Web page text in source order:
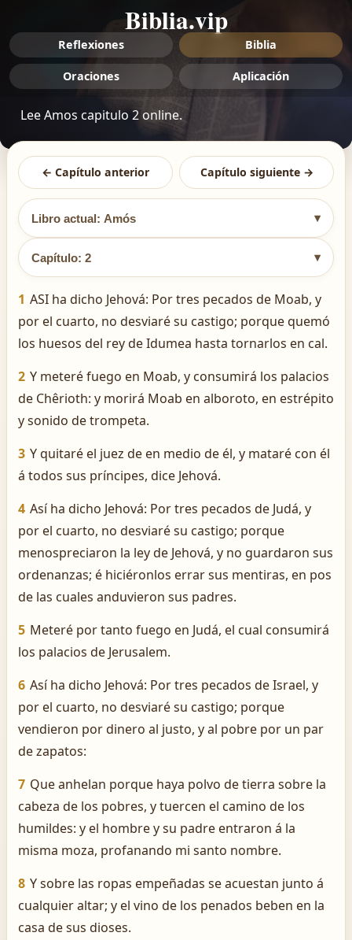
Biblia.vip
Reflexiones Biblia
Oraciones Aplicación
Lee Amos capitulo 2 online.
← Capítulo anterior Capítulo siguiente →
Libro actual: Amós ▾
Capítulo: 2 ▾
1 ASI ha dicho Jehová: Por tres pecados de Moab, y
por el cuarto, no desviaré su castigo; porque quemó
los huesos del rey de Idumea hasta tornarlos en cal.
2 Y meteré fuego en Moab, y consumirá los palacios
de Chêrioth: y morirá Moab en alboroto, en estrépito
y sonido de trompeta.
3 Y quitaré el juez de en medio de él, y mataré con él
á todos sus príncipes, dice Jehová.
4 Así ha dicho Jehová: Por tres pecados de Judá, y
por el cuarto, no desviaré su castigo; porque
menospreciaron la ley de Jehová, y no guardaron sus
ordenanzas; é hiciéronlos errar sus mentiras, en pos
de las cuales anduvieron sus padres.
5 Meteré por tanto fuego en Judá, el cual consumirá
los palacios de Jerusalem.
6 Así ha dicho Jehová: Por tres pecados de Israel, y
por el cuarto, no desviaré su castigo; porque
vendieron por dinero al justo, y al pobre por un par
de zapatos:
7 Que anhelan porque haya polvo de tierra sobre la
cabeza de los pobres, y tuercen el camino de los
humildes: y el hombre y su padre entraron á la
misma moza, profanando mi santo nombre.
8 Y sobre las ropas empeñadas se acuestan junto á
cualquier altar; y el vino de los penados beben en la
casa de sus dioses.